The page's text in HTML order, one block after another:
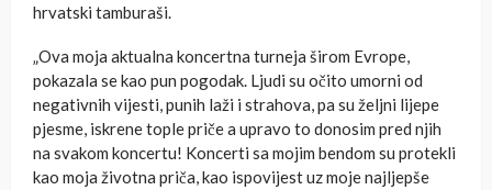
hrvatski tamburaši.
„Ova moja aktualna koncertna turneja širom Evrope,
pokazala se kao pun pogodak. Ljudi su očito umorni od
negativnih vijesti, punih laži i strahova, pa su željni lijepe
pjesme, iskrene tople priče a upravo to donosim pred njih
na svakom koncertu! Koncerti sa mojim bendom su protekli
kao moja životna priča, kao ispovijest uz moje najljepše